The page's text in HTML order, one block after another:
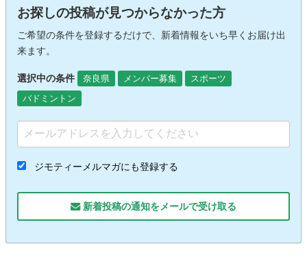
お探しの投稿が見つからなかった方
ご希望の条件を登録するだけで、新着情報をいち早くお届け出
来ます。
選択中の条件 奈良県 メンバー募集
スポーツ
バドミントン
ジモティーメルマガにも登録する
新着投稿の通知をメールで受け取る